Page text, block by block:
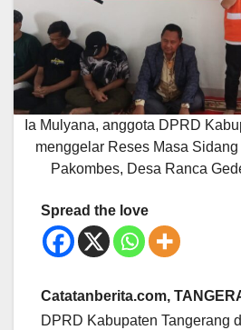
Ia Mulyana, anggota DPRD
menggelar Reses Masa
Pakombes, Desa Ranca
Spread the love
Catatanberita.com,
DPRD Kabupaten Tangerang